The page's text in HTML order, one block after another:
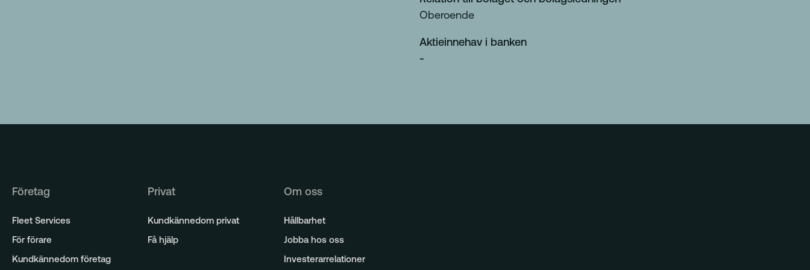
Oberoende
Aktieinnehav i banken
-
Företag
Fleet Services
För förare
Kundkännedom företag
Privat
Kundkännedom privat
Få hjälp
Om oss
Hållbarhet
Jobba hos oss
Investerarrelationer